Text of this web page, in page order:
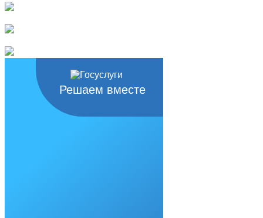
Решаем вместе